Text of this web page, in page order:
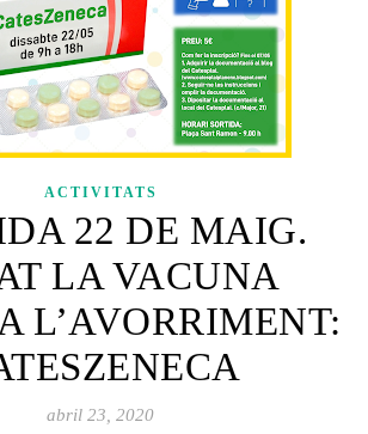
ACTIVITATS
22 DE MAIG.
LA VACUNA
L’AVORRIMENT:
abril 23, 2020